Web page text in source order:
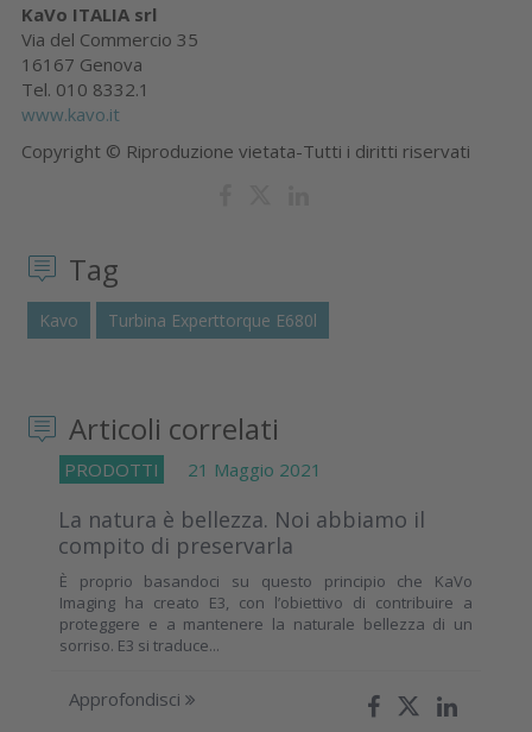
KaVo ITALIA srl
Via del Commercio 35
16167 Genova
Tel. 010 8332.1
www.kavo.it
Copyright © Riproduzione vietata-Tutti i diritti riservati
Tag
Kavo Turbina Experttorque E680l
Articoli correlati
PRODOTTI 21 Maggio 2021
La natura è bellezza. Noi abbiamo il
compito di preservarla
È proprio basandoci su questo principio che KaVo
Imaging ha creato E3, con l’obiettivo di contribuire a
proteggere e a mantenere la naturale bellezza di un
sorriso. E3 si traduce...
Approfondisci